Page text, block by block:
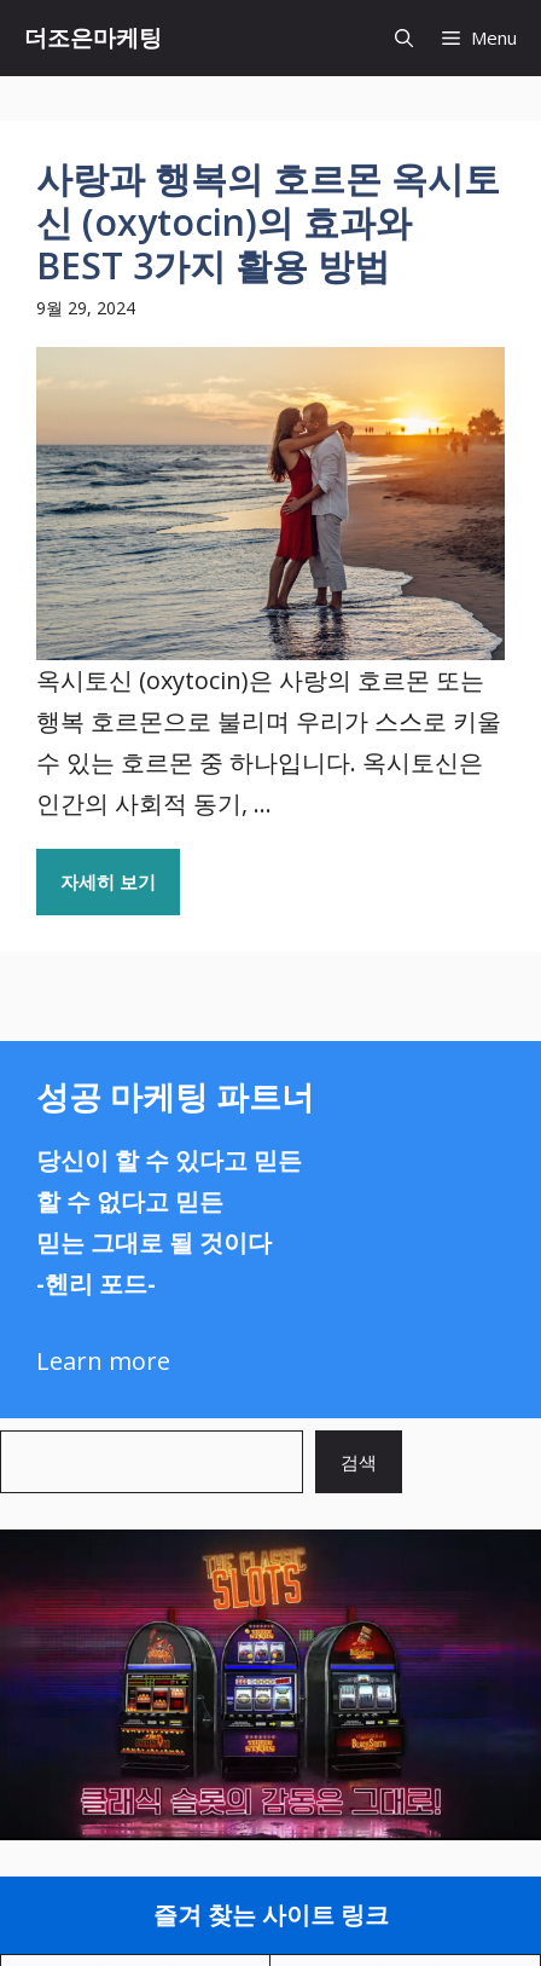
더조은마케팅 Menu
사랑과 행복의 호르몬 옥시토
신 (oxytocin)의 효과와
BEST 3가지 활용 방법
9월 29, 2024
옥시토신 (oxytocin)은 사랑의 호르몬 또는
행복 호르몬으로 불리며 우리가 스스로 키울
수 있는 호르몬 중 하나입니다. 옥시토신은
인간의 사회적 동기, ...
자세히 보기
성공 마케팅 파트너
당신이 할 수 있다고 믿든
할 수 없다고 믿든
믿는 그대로 될 것이다
-헨리 포드-
Learn more
색
검색
즐겨 찾는 사이트 링크